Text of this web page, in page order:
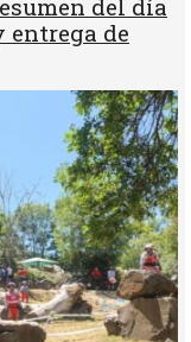
del día
entrega de